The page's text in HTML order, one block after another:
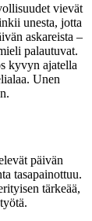
vievät
unesta, jotta
askareista –
palautuvat.
kyvyn ajatella
Unen
päivän
tasapainottuu.
tärkeää,